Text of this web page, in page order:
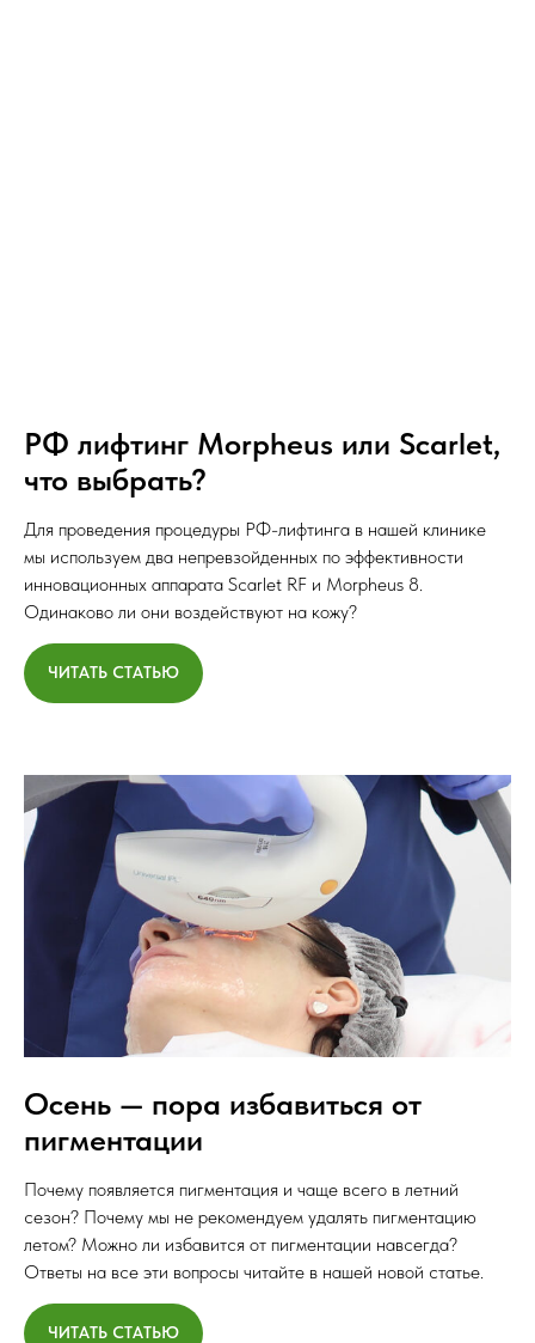
РФ лифтинг Morpheus или Scarlet,
что выбрать?
Для проведения процедуры РФ-лифтинга в нашей клинике
мы используем два непревзойденных по эффективности
инновационных аппарата Scarlet RF и Morpheus 8.
Одинаково ли они воздействуют на кожу?
ЧИТАТЬ СТАТЬЮ
Осень — пора избавиться от
пигментации
Почему появляется пигментация и чаще всего в летний
сезон? Почему мы не рекомендуем удалять пигментацию
летом? Можно ли избавится от пигментации навсегда?
Ответы на все эти вопросы читайте в нашей новой статье.
ЧИТАТЬ СТАТЬЮ